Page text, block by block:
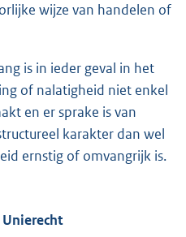
wijze van handelen of
is in ieder geval in het
of nalatigheid niet enkel
en er sprake is van
karakter dan wel
ernstig of omvangrijk is.